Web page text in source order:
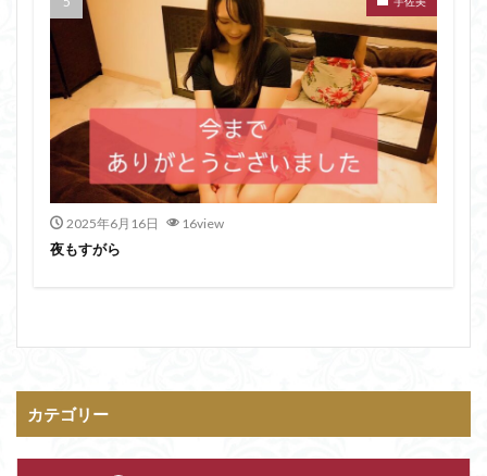
2025年6月16日 16view
夜もすがら
カテゴリー